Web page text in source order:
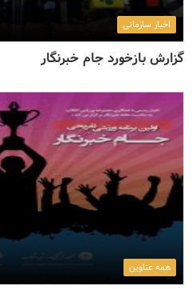
اخبار سازمانی
گزارش بازخورد جام خبرنگار
همه عناوین